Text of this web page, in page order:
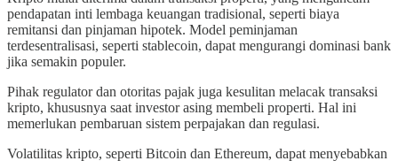
pendapatan inti lembaga keuangan tradisional, seperti biaya
remitansi dan pinjaman hipotek. Model peminjaman
terdesentralisasi, seperti stablecoin, dapat mengurangi dominasi bank
jika semakin populer.
Pihak regulator dan otoritas pajak juga kesulitan melacak transaksi
kripto, khususnya saat investor asing membeli properti. Hal ini
memerlukan pembaruan sistem perpajakan dan regulasi.
Volatilitas kripto, seperti Bitcoin dan Ethereum, dapat menyebabkan